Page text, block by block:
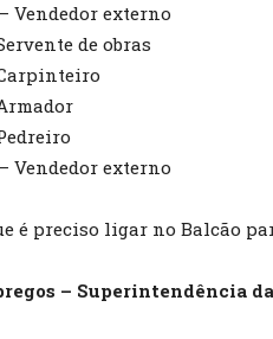
Vendedor externo
de obras
Vendedor externo
é preciso ligar no Balcão
– Superintendência